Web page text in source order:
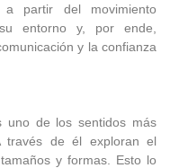
a partir del movimiento
entorno y, por ende,
y la confianza
de los sentidos más
través de él exploran el
y formas. Esto lo